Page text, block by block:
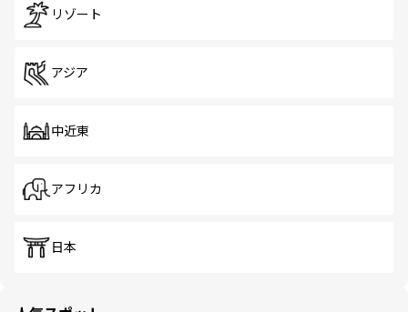
リゾート
アジア
中近東
アフリカ
日本